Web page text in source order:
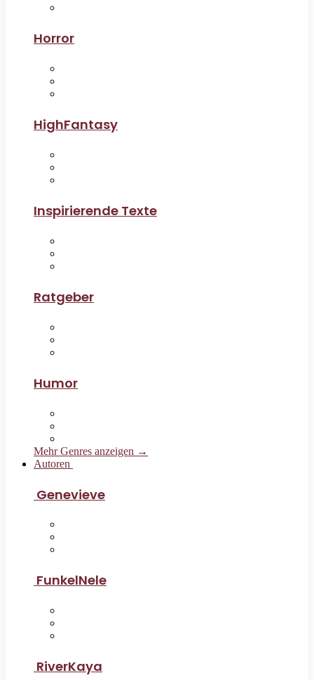
Horror
HighFantasy
Inspirierende Texte
Ratgeber
Humor
Mehr Genres anzeigen →
Autoren
Genevieve
FunkelNele
RiverKaya